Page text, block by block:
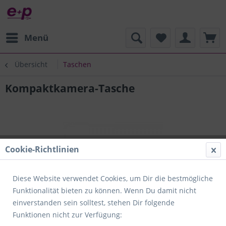
Menü
Übersicht Taschen
Kompaktkamera-Tasche
Cookie-Richtlinien
Diese Website verwendet Cookies, um Dir die bestmögliche
Funktionalität bieten zu können. Wenn Du damit nicht
einverstanden sein solltest, stehen Dir folgende
Funktionen nicht zur Verfügung: